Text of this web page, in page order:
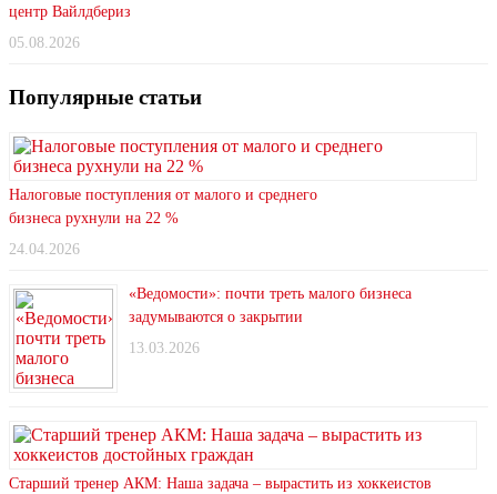
центр Вайлдбериз
05.08.2026
Популярные статьи
Налоговые поступления от малого и среднего
бизнеса рухнули на 22 %
24.04.2026
«Ведомости»: почти треть малого бизнеса
задумываются о закрытии
13.03.2026
Старший тренер АКМ: Наша задача – вырастить из хоккеистов